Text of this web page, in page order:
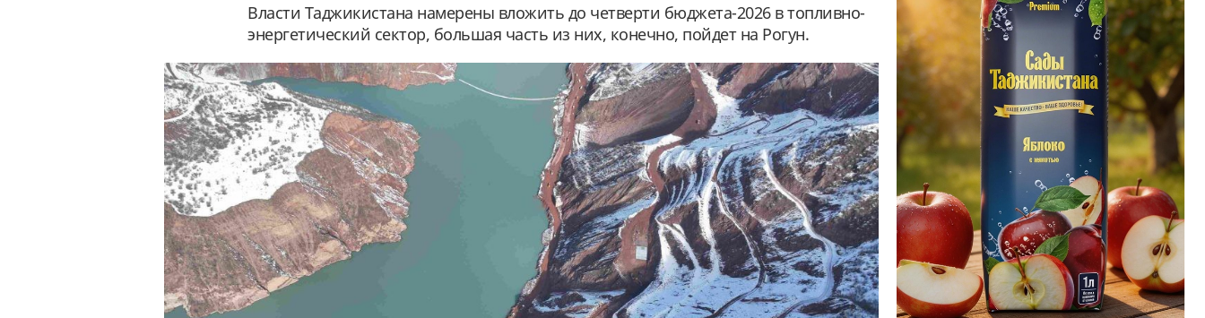
Власти Таджикистана намерены вложить до четверти бюджета-2026 в топливно-
энергетический сектор, большая часть из них, конечно, пойдет на Рогун.